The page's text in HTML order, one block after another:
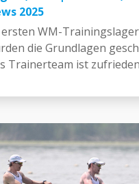
2025
ersten WM-Trainingslager
die Grundlagen
Trainerteam ist